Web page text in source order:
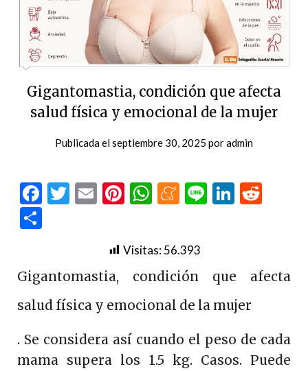
Gigantomastia, condición que afecta
salud física y emocional de la mujer
Publicada elseptiembre 30, 2025 poradmin
Facebook
Twitter
EmailPinterest
WhatsApp
Meneame
Line
Visitas:56.393
Gigantomastia, condición que afecta
salud física y emocional de la mujer
. Se considera así cuando el peso de cada
mama supera los 1.5 kg. Casos. Puede